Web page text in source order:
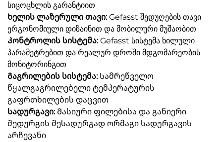
სიცოცხლის გარანტიით
Ხელის ლაზერული თავი:Gefasst შედუღების თავი
ერგონომიული დიზაინით და მობილური მუშაობით
Კონტროლის სისტემა:Gefasst სისტემა ხილული
პარამეტრებით და რეალურ დროში მდგომარეობის
მონიტორინგით
Გაგრილების სისტემა: Სამრეწველო
წყალგაგრილებელი ტემპერატურის
გაფრთხილების დაცვით
Სადურგავი: Მასიური ფილებისა და განიერი
შედურგის შესადურგად ორმაგი სადურგავის
არჩევანი